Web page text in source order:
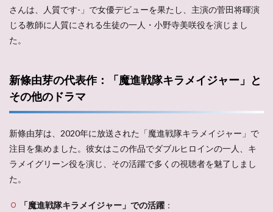
さんは、人質です-」で女優デビューを果たし、主演の菅田将暉演
じる教師に人質にされる生徒の一人・小野寺美咲役を演じまし
た。
新條由芽の代表作：「魔進戦隊キラメイジャー」と
その他のドラマ
新條由芽は、2020年に放送された「魔進戦隊キラメイジャー」で
注目を集めました。彼女はこの作品でダブルヒロインの一人、キ
ラメイグリーン役を演じ、その活躍で多くの視聴者を魅了しまし
た。
「魔進戦隊キラメイジャー」での活躍 ：